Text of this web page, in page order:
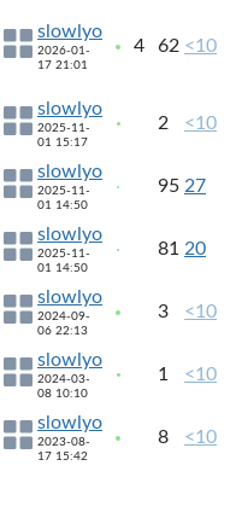
slowlyo
2026-01-
17 21:01
4 62 <10
slowlyo
2025-11-
01 15:17
2 <10
slowlyo
2025-11-
01 14:50
95 27
slowlyo
2025-11-
01 14:50
81 20
slowlyo
2024-09-
06 22:13
3 <10
slowlyo
2024-03-
08 10:10
1 <10
slowlyo
2023-08-
17 15:42
8 <10